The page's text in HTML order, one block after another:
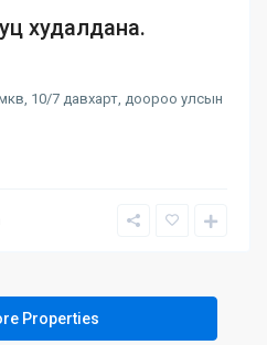
худалдана.
10/7 давхарт, доороо улсын